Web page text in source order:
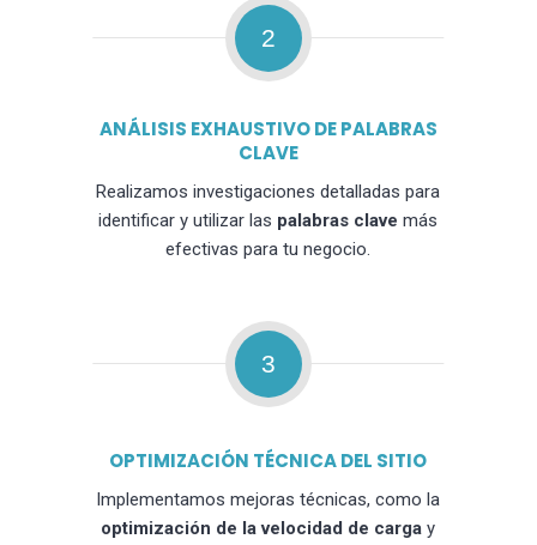
2
ANÁLISIS EXHAUSTIVO DE PALABRAS
CLAVE
Realizamos investigaciones detalladas para
identificar y utilizar las palabras clave más
efectivas para tu negocio.
3
OPTIMIZACIÓN TÉCNICA DEL SITIO
Implementamos mejoras técnicas, como la
optimización de la velocidad de carga y